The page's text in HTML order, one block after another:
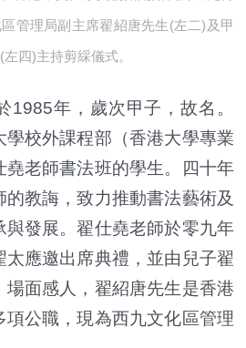
管理局副主席翟紹唐先生(左二)及甲
四)主持剪綵儀式。
年，歲次甲子，故名。
校外課程部（香港大學專業
堯老師書法班的學生。四十年
教誨，致力推動書法藝術及
與發展。翟仕堯老師於零九年
太應邀出席典禮，並由兒子翟
面感人，翟紹唐先生是香港
公職，現為西九文化區管理